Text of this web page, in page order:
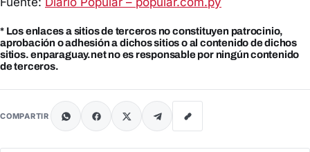
* Los enlaces a sitios de terceros no constituyen patrocinio,
aprobación o adhesión a dichos sitios o al contenido de dichos
sitios. enparaguay.net no es responsable por ningún contenido
de terceros.
COMPARTIR